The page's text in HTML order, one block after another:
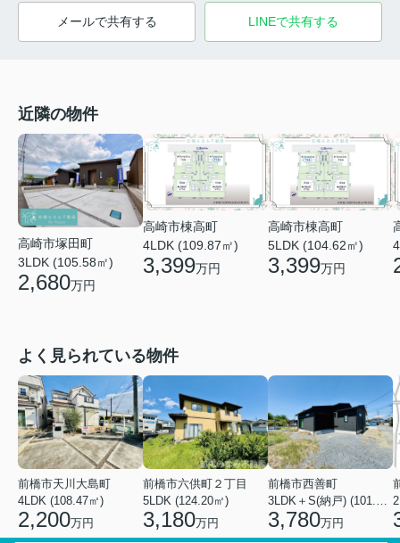
メールで共有する LINEで共有する
近隣の物件
高崎市塚田町
3LDK (105.58㎡)
2,680万円
高崎市棟高町
4LDK (109.87㎡)
3,399万円
高崎市棟高町
5LDK (104.62㎡)
3,399万円
よく見られている物件
前橋市天川大島町
4LDK (108.47㎡)
2,200万円
前橋市六供町２丁目
5LDK (124.20㎡)
3,180万円
前橋市西善町
3,780万円